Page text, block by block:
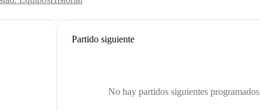
Partido siguiente
No hay partidos siguientes programados